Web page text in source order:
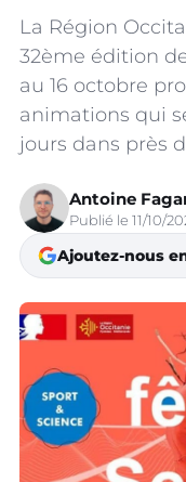
La Région
32ème édition
au 16 octobre
animations qui
jours dans près
Antoine
Publié le 11/10/
Ajoutez-nous